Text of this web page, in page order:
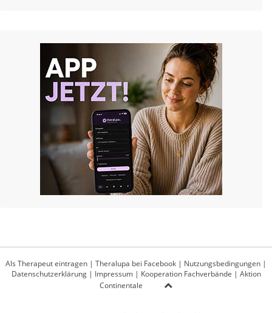
Als Therapeut eintragen | Theralupa bei Facebook | Nutzungsbedingungen |
Datenschutzerklärung| Impressum| Kooperation Fachverbände | Aktion
Continentale